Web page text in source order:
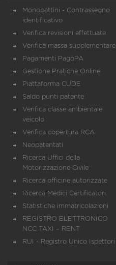
Monopattini - Contrassegno
identificativo
Verifica revisioni effettuate
Verifica massa supplementare
Pagamenti PagoPA
Gestione Pratiche Online
Piattaforma CUDE
Saldo punti patente
Verifica classe ambientale
veicolo
Verifica copertura RCA
Neopatentati
Ricerca Uffici della
Motorizzazione Civile
Ricerca officine autorizzate
Ricerca Medici Certificatori
Statistiche immatricolazioni
REGISTRO ELETTRONICO
NCC TAXI – RENT
RUI - Registro Unico Ispettori